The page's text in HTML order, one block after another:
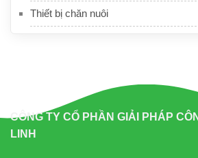
Thiết bị chăn nuôi
CÔNG TY CỔ PHẦN GIẢI PHÁP
LINH